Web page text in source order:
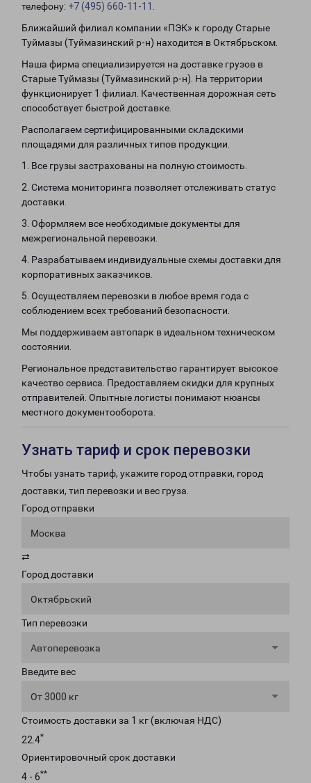
телефону: +7 (495) 660-11-11
Ближайший филиал компании «ПЭК» к городу Старые
Туймазы (Туймазинский р-н) находится в Октябрьском.
Наша фирма специализируется на доставке грузов в
Старые Туймазы (Туймазинский р-н). На территории
функционирует 1 филиал. Качественная дорожная сеть
способствует быстрой доставке.
Располагаем сертифицированными складскими
площадями для различных типов продукции.
1. Все грузы застрахованы на полную стоимость.
2. Система мониторинга позволяет отслеживать статус
доставки.
3. Оформляем все необходимые документы для
межрегиональной перевозки.
4. Разрабатываем индивидуальные схемы доставки для
корпоративных заказчиков.
5. Осуществляем перевозки в любое время года с
соблюдением всех требований безопасности.
Мы поддерживаем автопарк в идеальном техническом
состоянии.
Региональное представительство гарантирует высокое
качество сервиса. Предоставляем скидки для крупных
отправителей. Опытные логисты понимают нюансы
местного документооборота.
Узнать тариф и срок перевозки
Чтобы узнать тариф, укажите город отправки, город
доставки, тип перевозки и вес груза.
Город отправки
Москва
⇄
Город доставки
Октябрьский
Тип перевозки
Автоперевозка
Введите вес
От 3000 кг
Стоимость доставки за 1 кг (включая НДС)
22.4*
Ориентировочный срок доставки
4 - 6**